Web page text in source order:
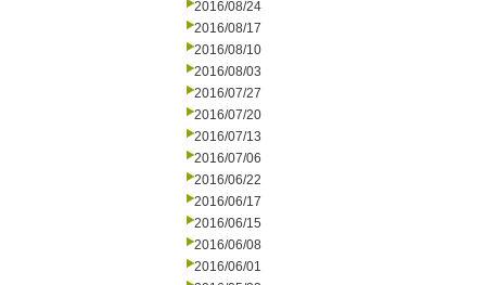
2016/08/24
2016/08/17
2016/08/10
2016/08/03
2016/07/27
2016/07/20
2016/07/13
2016/07/06
2016/06/22
2016/06/17
2016/06/15
2016/06/08
2016/06/01